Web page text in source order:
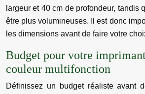
largeur et 40 cm de profondeur, tandis
être plus volumineuses. Il est donc
les dimensions avant de faire votre
Budget pour votre
couleur multifonction
Définissez un budget réaliste avant